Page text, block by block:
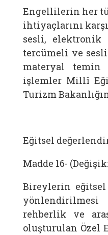
Engellilerin her
ihtiyaçlarını
sesli,
tercümeli ve
materyal
işlemler Millî
Turizm
Eğitsel
Madde 16-
Bireylerin eğitsel
rehberlik ve
oluşturulan Özel